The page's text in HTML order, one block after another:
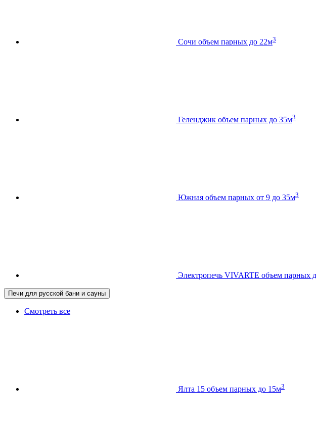
Сочи объем парных до 22м3
Геленджик объем парных до 35м3
Южная объем парных от 9 до 35м3
Электропечь VIVARTE объем парных
Печи для русской бани и сауны
Смотреть все
Ялта 15 объем парных до 15м3